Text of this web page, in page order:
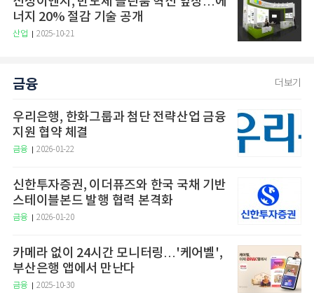
너지 20% 절감 기술 공개
산업 2025-10-21
금융 더보기
우리은행, 한화그룹과 첨단 전략산업 금융
지원 협약 체결
금융 2026-01-22
신한투자증권, 이더퓨즈와 한국 국채 기반
스테이블본드 발행 협력 본격화
금융 2026-01-20
카메라 없이 24시간 모니터링…'케어벨',
부산은행 앱에서 만난다
금융 2025-10-30